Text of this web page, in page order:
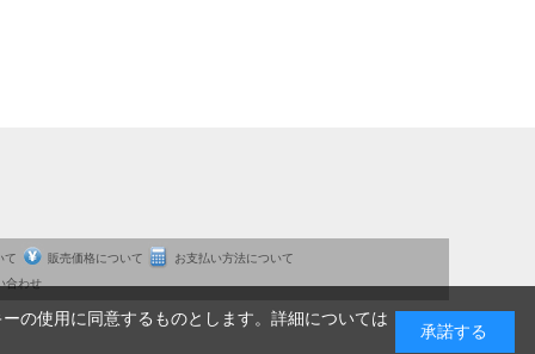
て 販売価格について
お支払い方法について
合わせ
の使用に同意するものとします。詳細については
承諾する